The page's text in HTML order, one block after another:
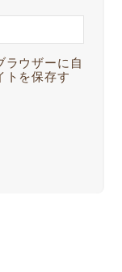
ラウザーに自
トを保存す